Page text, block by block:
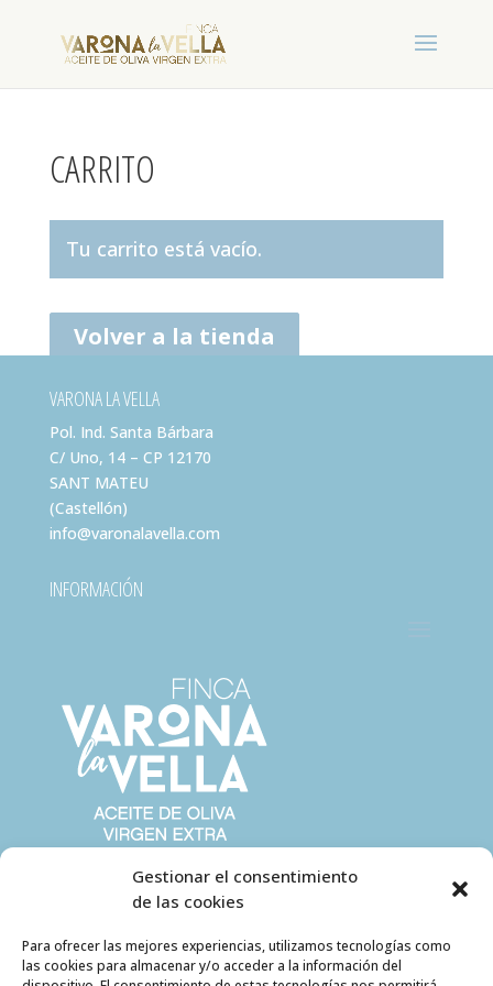
Gestionar el consentimiento
de las cookies
Para ofrecer las mejores experiencias, utilizamos tecnologías como
las cookies para almacenar y/o acceder a la información del
CARRITO
Tu carrito está vacío.
Volver a la tienda
VARONA LA VELLA
Pol. Ind. Santa Bárbara
C/ Uno, 14 – CP 12170
SANT MATEU
(Castellón)
info@varonalavella.com
INFORMACIÓN